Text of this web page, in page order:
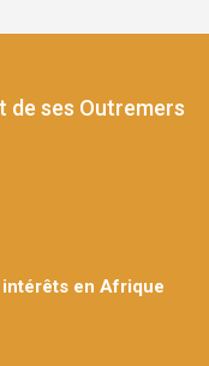
de ses Outremers
en Afrique